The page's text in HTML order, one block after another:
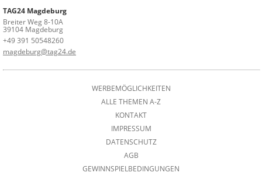
TAG24 Magdeburg
Breiter Weg 8-10A
39104 Magdeburg
+49 391 50548260
magdeburg@tag24.de
WERBEMÖGLICHKEITEN
ALLE THEMEN A-Z
KONTAKT
IMPRESSUM
DATENSCHUTZ
AGB
GEWINNSPIELBEDINGUNGEN